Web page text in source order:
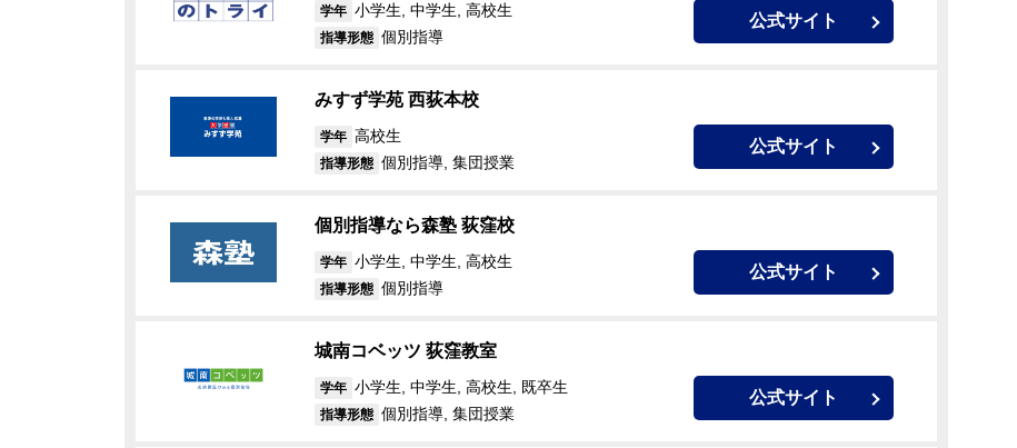
学年 小学生, 中学生, 高校生
指導形態 個別指導
公式サイト
みすず学苑 西荻本校
学年 高校生
指導形態 個別指導, 集団授業
公式サイト
個別指導なら森塾 荻窪校
学年 小学生, 中学生, 高校生
指導形態 個別指導
公式サイト
城南コベッツ 荻窪教室
学年 小学生, 中学生, 高校生, 既卒生
指導形態 個別指導, 集団授業
公式サイト